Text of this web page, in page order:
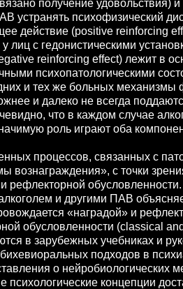
получение удовольствия)
устранять психофизический
действие (positive reinforcing
с гедонистическими
reinforcing effect) лежит в
психопатологическими
и тех же больных
и далеко не всегда
что в каждом случае
роль играют оба
процессов, связанных с
вознаграждения», с точки
рефлекторной обусловленности.
и другими ПАВ
«наградой» и
обусловленности (classical
в зарубежных учебниках и
подходов в
о нейробиологических
психологические концепции